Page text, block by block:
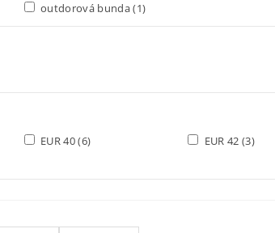
outdorová bunda(1)
EUR 40(6) EUR 42(3)